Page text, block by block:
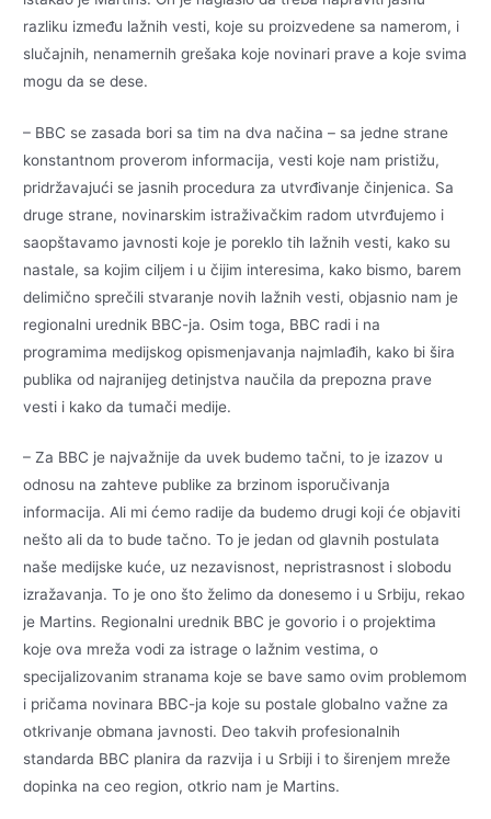
razliku između lažnih vesti, koje su proizvedene sa namerom, i
slučajnih, nenamernih grešaka koje novinari prave a koje svima
mogu da se dese.
– BBC se zasada bori sa tim na dva načina – sa jedne strane
konstantnom proverom informacija, vesti koje nam pristižu,
pridržavajući se jasnih procedura za utvrđivanje činjenica. Sa
druge strane, novinarskim istraživačkim radom utvrđujemo i
saopštavamo javnosti koje je poreklo tih lažnih vesti, kako su
nastale, sa kojim ciljem i u čijim interesima, kako bismo, barem
delimično sprečili stvaranje novih lažnih vesti, objasnio nam je
regionalni urednik BBC-ja. Osim toga, BBC radi i na
programima medijskog opismenjavanja najmlađih, kako bi šira
publika od najranijeg detinjstva naučila da prepozna prave
vesti i kako da tumači medije.
– Za BBC je najvažnije da uvek budemo tačni, to je izazov u
odnosu na zahteve publike za brzinom isporučivanja
informacija. Ali mi ćemo radije da budemo drugi koji će objaviti
nešto ali da to bude tačno. To je jedan od glavnih postulata
naše medijske kuće, uz nezavisnost, nepristrasnost i slobodu
izražavanja. To je ono što želimo da donesemo i u Srbiju, rekao
je Martins. Regionalni urednik BBC je govorio i o projektima
koje ova mreža vodi za istrage o lažnim vestima, o
specijalizovanim stranama koje se bave samo ovim problemom
i pričama novinara BBC-ja koje su postale globalno važne za
otkrivanje obmana javnosti. Deo takvih profesionalnih
standarda BBC planira da razvija i u Srbiji i to širenjem mreže
dopinka na ceo region, otkrio nam je Martins.